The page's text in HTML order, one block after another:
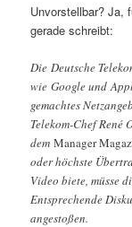
Unvorstellbar? Ja,
gerade schreibt:
Die Deutsche
wie Google und
gemachtes
Telekom-Chef René
demManager
oder höchste
Video biete, müsse
Entsprechende
angestoßen.